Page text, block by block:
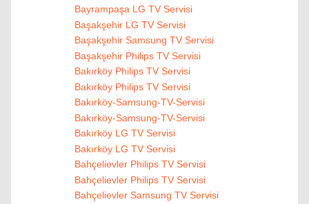
Bayrampaşa LG TV Servisi
Başakşehir LG TV Servisi
Başakşehir Samsung TV Servisi
Başakşehir Philips TV Servisi
Bakırköy Philips TV Servisi
Bakırköy Philips TV Servisi
Bakırköy-Samsung-TV-Servisi
Bakırköy-Samsung-TV-Servisi
Bakırköy LG TV Servisi
Bakırköy LG TV Servisi
Bahçelievler Philips TV Servisi
Bahçelievler Philips TV Servisi
Bahçelievler Samsung TV Servisi